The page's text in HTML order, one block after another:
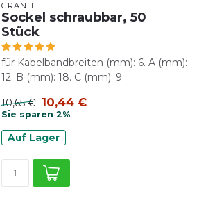
GRANIT
Sockel schraubbar, 50
Stück
für Kabelbandbreiten (mm): 6. A (mm):
12. B (mm): 18. C (mm): 9.
10,65 € 10,44 €
Sie sparen 2%
Auf Lager